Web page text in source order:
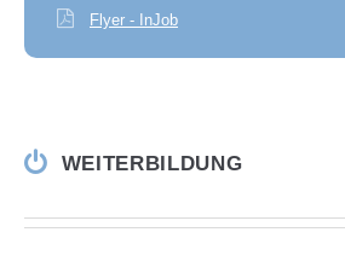
Flyer - InJob
WEITERBILDUNG